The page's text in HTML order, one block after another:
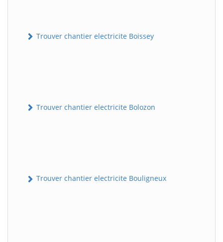
Trouver chantier electricite Boissey
Trouver chantier electricite Bolozon
Trouver chantier electricite Bouligneux